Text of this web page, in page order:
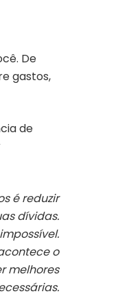
De
gastos,
de
é reduzir
dívidas.
o
melhores